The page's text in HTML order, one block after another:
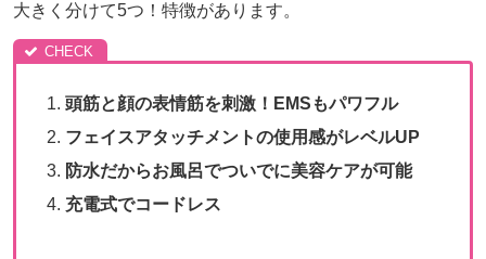
大きく分けて5つ！特徴があります。
頭筋と顔の表情筋を刺激！EMSもパワフル
フェイスアタッチメントの使用感がレベルUP
防水だからお風呂でついでに美容ケアが可能
充電式でコードレス